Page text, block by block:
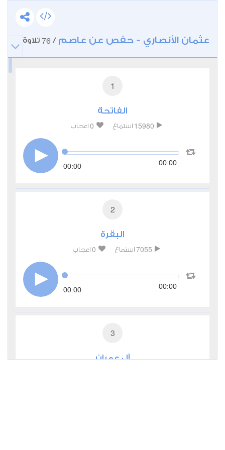
عثمان الأنصاري - حفص عن عاصم /
76 تلاوة
1
الفاتحة
15980 استماع 0 اعجاب
00:00 00:00
2
البقرة
7055 استماع 0 اعجاب
00:00 00:00
3
آل عمران